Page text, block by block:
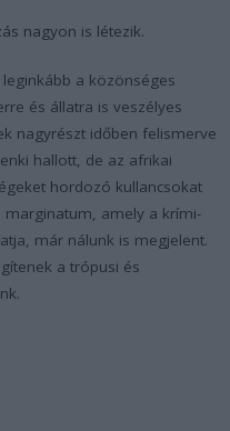
nagyon is létezik.
a közönséges
és állatra is veszélyes
nagyrészt időben felismerve
hallott, de az afrikai
hordozó kullancsokat
marginatum, amely a krími-
már nálunk is megjelent.
a trópusi és